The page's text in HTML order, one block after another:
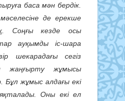
баса мән бердік.
де ерекше
Соңғы кезде осы
ауқымды іс-шара
шекарадағы сегіз
жаңғырту жұмысы
Бұл жұмыс алдағы екі
Оны екі ел